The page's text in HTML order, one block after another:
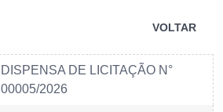
VOLTAR
DISPENSA DE LICITAÇÃO N°
00005/2026